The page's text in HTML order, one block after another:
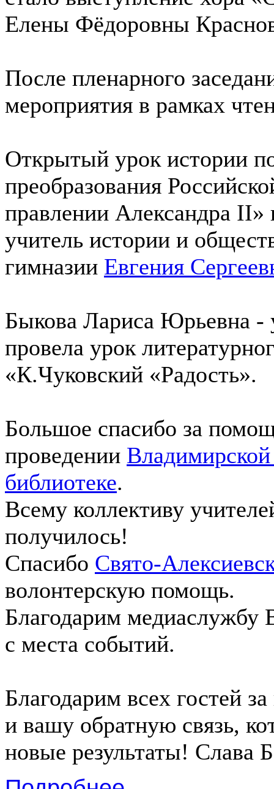
Елены Фёдоровны
После пленарного
мероприятия в рамках
Открытый урок истории
преобразования
правлении Александра II»
учитель истории и
гимназии Евгения
Быкова Лариса Юрьевна -
провела урок
«К.Чуковский «Радость».
Большое спасибо за
проведении
библиотеке.
Всему коллективу
получилось!
Спасибо Свято-
волонтерскую помощь.
Благодарим медиаслужбу
с места событий.
Благодарим всех гостей
и вашу обратную связь,
новые результаты! Слава